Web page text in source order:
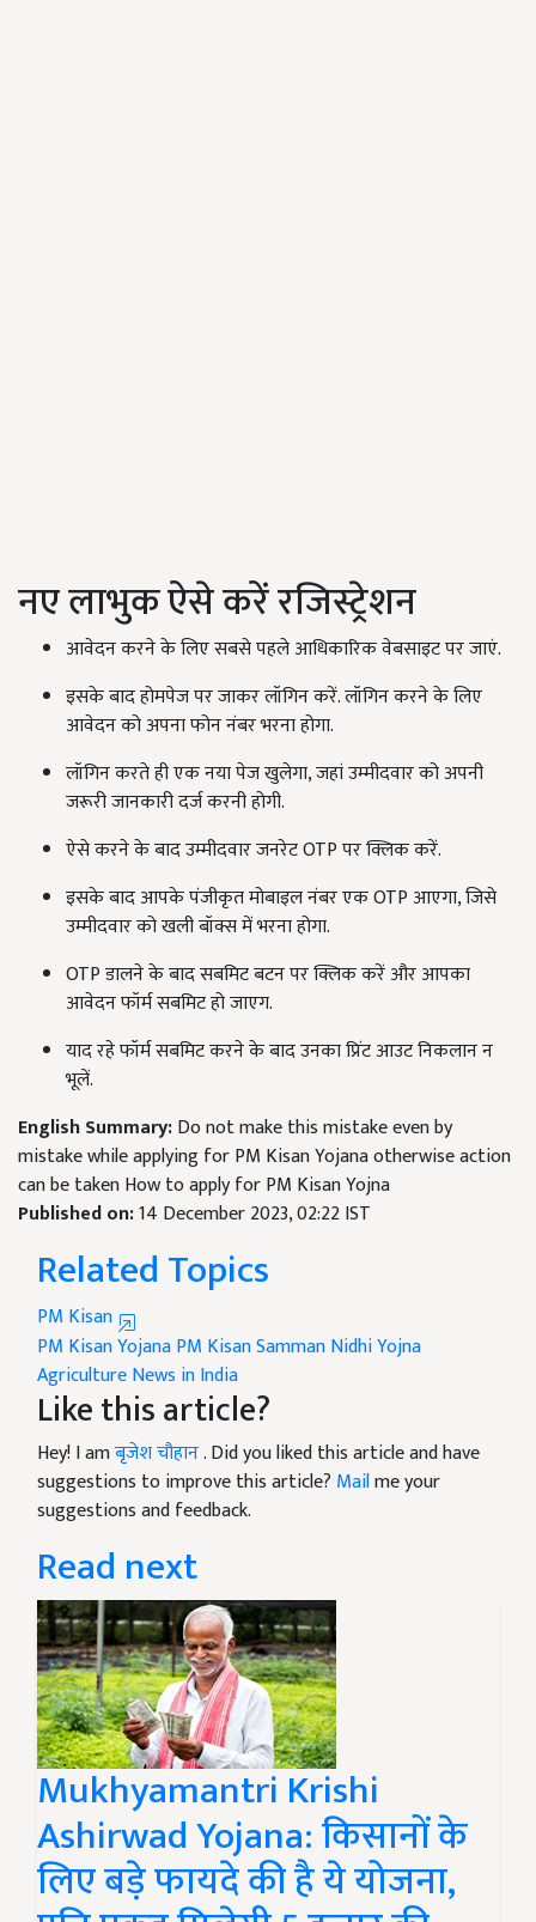
नए लाभुक ऐसे करें रजिस्ट्रेशन
आवेदन करने के लिए सबसे पहले आधिकारिक वेबसाइट पर जाएं.
इसके बाद होमपेज पर जाकर लॉगिन करें. लॉगिन करने के लिए
आवेदन को अपना फोन नंबर भरना होगा.
लॉगिन करते ही एक नया पेज खुलेगा, जहां उम्मीदवार को अपनी
जरूरी जानकारी दर्ज करनी होगी.
ऐसे करने के बाद उम्मीदवार जनरेट OTP पर क्लिक करें.
इसके बाद आपके पंजीकृत मोबाइल नंबर एक OTP आएगा, जिसे
उम्मीदवार को खली बॉक्स में भरना होगा.
OTP डालने के बाद सबमिट बटन पर क्लिक करें और आपका
आवेदन फॉर्म सबमिट हो जाएग.
याद रहे फॉर्म सबमिट करने के बाद उनका प्रिंट आउट निकलान न
भूलें.
English Summary:Do not make this mistake even by
mistake while applying for PM Kisan Yojana otherwise action
can be taken How to apply for PM Kisan Yojna
Published on:14 December 2023, 02:22 IST
Related Topics
PM Kisan
PM Kisan YojanaPM Kisan Samman Nidhi Yojna
Agriculture News in India
Like this article?
Hey! I amबृजेश चौहान. Did you liked this article and have
suggestions to improve this article? Mailme your
suggestions and feedback.
Read next
Mukhyamantri Krishi
Ashirwad Yojana: किसानों के
लिए बड़े फायदे की है ये योजना,